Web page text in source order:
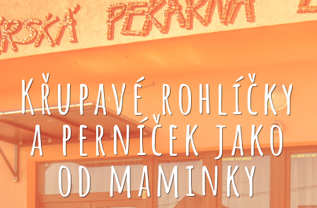
Křupavé rohlíčky
a perníček jako
od maminky